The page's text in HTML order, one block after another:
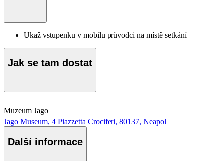
Ukaž vstupenku v mobilu průvodci na místě setkání
Jak se tam dostat
Muzeum Jago
Jago Museum, 4 Piazzetta Crociferi, 80137, Neapol
Další informace